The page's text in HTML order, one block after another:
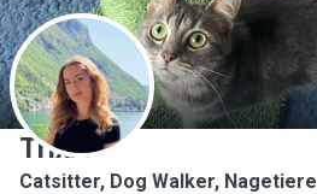
T
Trixie
Catsitter, Dog Walker, Nagetiere